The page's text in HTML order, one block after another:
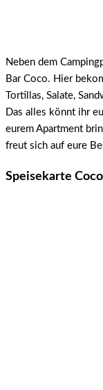
Neben dem
Bar Coco. Hier
Tortillas, Salate,
Das alles könnt ihr
eurem Apartment
freut sich auf eure
Speisekarte